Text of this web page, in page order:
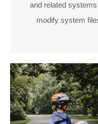
and related
modify system